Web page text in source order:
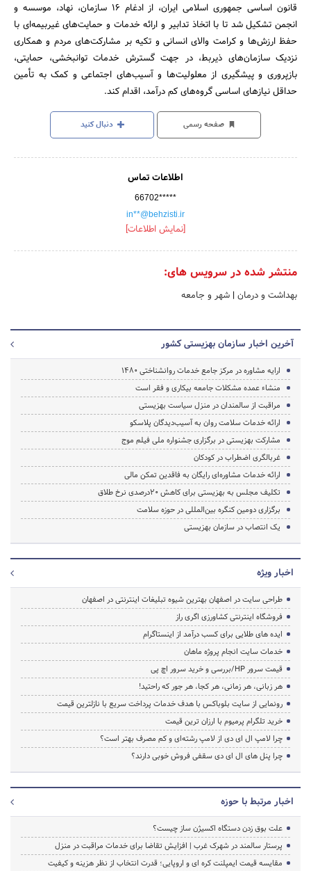
قانون اساسی جمهوری اسلامی ایران، از ادغام 16 سازمان، نهاد، موسسه و
انجمن تشکیل شد تا با اتخاذ تدابیر و ارائه خدمات و حمایت‌های غیربیمه‌ای با
حفظ ارزش‌ها و کرامت والای انسانی و تکیه بر مشارکت‌های مردم و همکاری
نزدیک سازمان‌های ذیربط، در جهت گسترش خدمات توانبخشی، حمایتی،
بازپروری و پیشگیری از معلولیت‌ها و آسیب‌های اجتماعی و کمک به تأمین
حداقل نیازهای اساسی گروه‌های کم درآمد، اقدام کند.
صفحه رسمی دنبال کنید
اطلاعات تماس
66702*****
in**@behzisti.ir
[نمایش اطلاعات]
منتشر شده در سرویس های:
بهداشت و درمان | شهر و جامعه
آخرین اخبار سازمان بهزیستی کشور
ارایه مشاوره در مرکز جامع خدمات روانشناختی ۱۴۸۰
منشاء عمده مشکلات جامعه بیکاری و فقر است
مراقبت از سالمندان در منزل سیاست بهزیستی
ارائه خدمات سلامت روان به آسیب‌دیدگان پلاسکو
مشارکت بهزیستی در برگزاری جشنواره ملی فیلم موج
غربالگری اضطراب در کودکان
ارائه خدمات مشاوره‌ای رایگان به فاقدین تمکن مالی
تکلیف مجلس به بهزیستی برای کاهش ۲۰درصدی نرخ طلاق
برگزاری دومین کنگره بین‌المللی در حوزه سلامت
یک انتصاب در سازمان بهزیستی
اخبار ویژه
طراحی سایت در اصفهان بهترین شیوه تبلیغات اینترنتی در اصفهان
فروشگاه اینترنتی کشاورزی اگری راز
ایده های طلایی برای کسب درآمد از اینستاگرام
خدمات سایت انجام پروژه ماهان
قیمت سرور HP/بررسی و خرید سرور اچ پی
هر زبانی، هر زمانی، هر کجا، هر جور که راحتید!
رونمایی از سایت بلوباکس با هدف خدمات پرداخت سریع با نازلترین قیمت
خرید تلگرام پرمیوم با ارزان ترین قیمت
چرا لامپ ال ای دی از لامپ رشته‌ای و کم مصرف بهتر است؟
چرا پنل های ال ای دی سقفی فروش خوبی دارند؟
اخبار مرتبط با حوزه
علت بوق زدن دستگاه اکسیژن ساز چیست؟
پرستار سالمند در شهرک غرب | افزایش تقاضا برای خدمات مراقبت در منزل
مقایسه قیمت ایمپلنت کره ای و اروپایی؛ قدرت انتخاب از نظر هزینه و کیفیت